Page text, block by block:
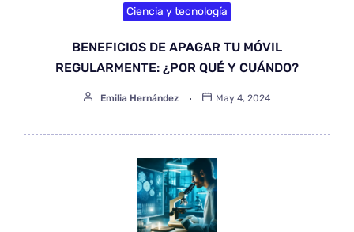
Ciencia y tecnología
BENEFICIOS DE APAGAR TU MÓVIL
REGULARMENTE: ¿POR QUÉ Y CUÁNDO?
Emilia Hernández May 4, 2024